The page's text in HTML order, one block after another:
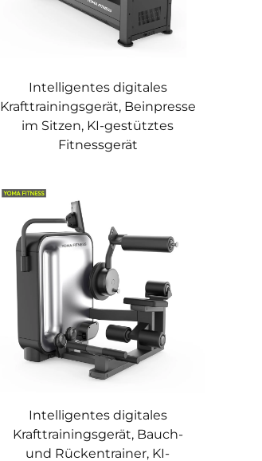
Intelligentes digitales
Krafttrainingsgerät, Beinpresse
im Sitzen, KI-gestütztes
Fitnessgerät
Intelligentes digitales
Krafttrainingsgerät, Bauch-
und Rückentrainer, KI-